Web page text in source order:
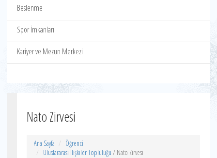
Beslenme
Spor İmkanları
Kariyer ve Mezun Merkezi
Nato Zirvesi
Ana Sayfa
Öğrenci
Uluslararası İlişkiler Topluluğu / Nato Zirvesi